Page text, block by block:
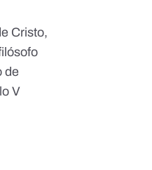
Cristo,
de
V